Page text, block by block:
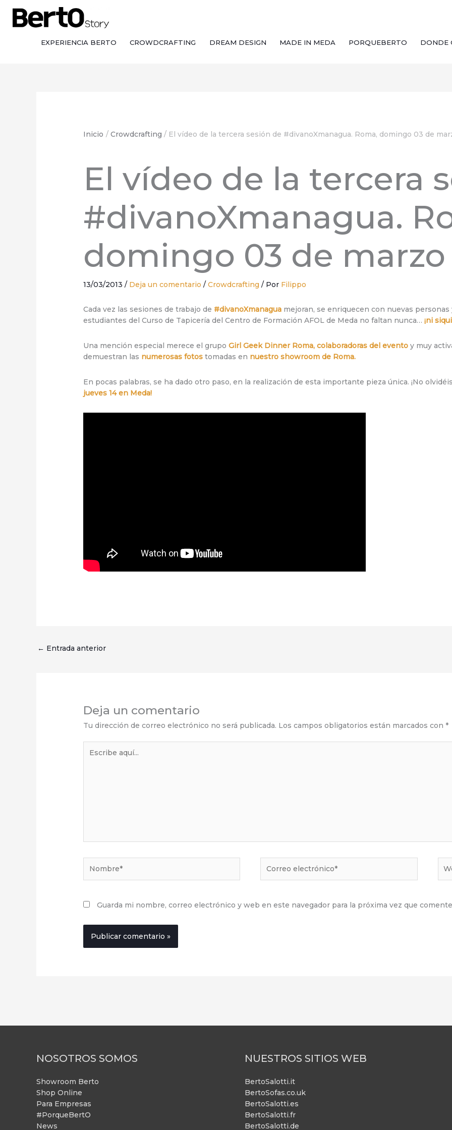
contenido
contenido
EXPERIENCIA BERTO CROWDCRAFTING DREAM DESIGN MADE IN MEDA PORQUEBERTO DONDE
Inicio Crowdcrafting El vídeo de la tercera sesión de #divanoXmanagua. Roma, domingo 03 de
El vídeo de la tercera
#divanoXmanagua.
domingo 03 de marzo
13/03/2013/ Deja un comentario /Crowdcrafting / Por Filippo
Cada vez las sesiones de trabajo de #divanoXmanagua mejoran, se enriquecen con nuevas
estudiantes del Curso de Tapicería del Centro de Formación AFOL de Meda no faltan nunca…¡ni
Una mención especial merece el grupoGirl Geek Dinner Roma, colaboradoras del evento y muy
demuestran las numerosas fotos tomadas en nuestro showroom de Roma.
En pocas palabras, se ha dado otro paso, en la realización de esta importante pieza única. ¡No
jueves 14 en Meda!
← Entrada anterior
Deja un comentario
Tu dirección de correo electrónico no será publicada. Los campos obligatorios están marcados con *
aquí...
electrónico*
Guarda mi nombre, correo electrónico y web en este navegador para la próxima vez que
NOSOTROS SOMOS
Showroom Berto
Shop Online
Para Empresas
#PorqueBertO
News
NUESTROS SITIOS WEB
BertoSalotti.it
BertoSofas.co.uk
BertoSalotti.es
BertoSalotti.fr
BertoSalotti.de